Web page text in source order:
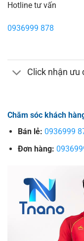
Hotline tư vấn
0936999 878
Click nhận ưu
Chăm sóc khách
Bán lẻ: 0936999
Đơn hàng: